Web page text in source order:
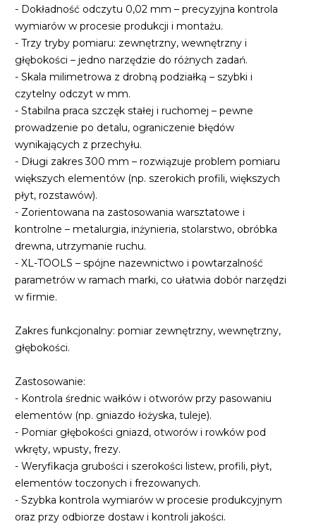
- Dokładność odczytu 0,02 mm – precyzyjna kontrola
wymiarów w procesie produkcji i montażu.
- Trzy tryby pomiaru: zewnętrzny, wewnętrzny i
głębokości – jedno narzędzie do różnych zadań.
- Skala milimetrowa z drobną podziałką – szybki i
czytelny odczyt w mm.
- Stabilna praca szczęk stałej i ruchomej – pewne
prowadzenie po detalu, ograniczenie błędów
wynikających z przechyłu.
- Długi zakres 300 mm – rozwiązuje problem pomiaru
większych elementów (np. szerokich profili, większych
płyt, rozstawów).
- Zorientowana na zastosowania warsztatowe i
kontrolne – metalurgia, inżynieria, stolarstwo, obróbka
drewna, utrzymanie ruchu.
- XL-TOOLS – spójne nazewnictwo i powtarzalność
parametrów w ramach marki, co ułatwia dobór narzędzi
w firmie.
Zakres funkcjonalny: pomiar zewnętrzny, wewnętrzny,
głębokości.
Zastosowanie:
- Kontrola średnic wałków i otworów przy pasowaniu
elementów (np. gniazdo łożyska, tuleje).
- Pomiar głębokości gniazd, otworów i rowków pod
wkręty, wpusty, frezy.
- Weryfikacja grubości i szerokości listew, profili, płyt,
elementów toczonych i frezowanych.
- Szybka kontrola wymiarów w procesie produkcyjnym
oraz przy odbiorze dostaw i kontroli jakości.